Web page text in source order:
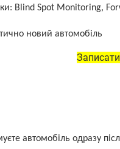
Blind Spot Monitoring,
новий автомобіль
автомобіль одразу